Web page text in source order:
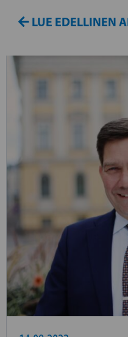
LUE EDELLINEN